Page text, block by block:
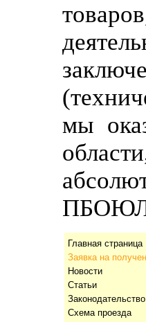
мы
Главная страница
Заявка на
Новости
Статьи
Схема проезда